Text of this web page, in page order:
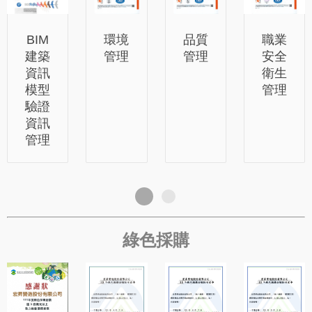
BIM
建築
資訊
模型
驗證
資訊
管理
環境
管理
品質
管理
職業
安全
衛生
管理
綠色採購